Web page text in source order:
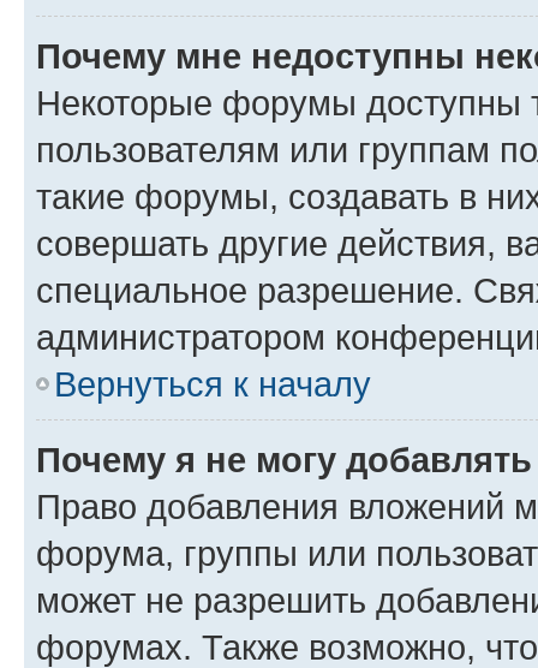
Почему мне недоступны
Некоторые форумы доступны
пользователям или группам
такие форумы, создавать в
совершать другие действия,
специальное разрешение.
администратором
Вернуться к началу
Почему я не могу
Право добавления вложений
форума, группы или
может не разрешить
форумах. Также возможно,